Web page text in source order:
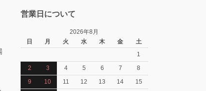
営業日について
2026年8月
日
月 火 水 木 金
土
1
2
3 4 5 6 7
8
9
10 11 12 13 14
15